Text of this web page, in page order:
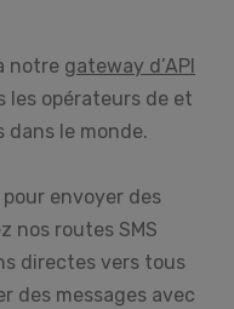
notre gateway d’API
les opérateurs de et
dans le monde.
pour envoyer des
nos routes SMS
directes vers tous
des messages avec